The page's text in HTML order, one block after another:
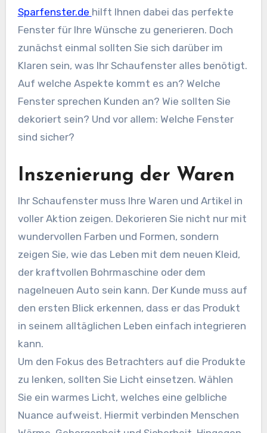
Sparfenster.de hilft Ihnen dabei das perfekte
Fenster für Ihre Wünsche zu generieren. Doch
zunächst einmal sollten Sie sich darüber im
Klaren sein, was Ihr Schaufenster alles benötigt.
Auf welche Aspekte kommt es an? Welche
Fenster sprechen Kunden an? Wie sollten Sie
dekoriert sein? Und vor allem: Welche Fenster
sind sicher?
Inszenierung der Waren
Ihr Schaufenster muss Ihre Waren und Artikel in
voller Aktion zeigen. Dekorieren Sie nicht nur mit
wundervollen Farben und Formen, sondern
zeigen Sie, wie das Leben mit dem neuen Kleid,
der kraftvollen Bohrmaschine oder dem
nagelneuen Auto sein kann. Der Kunde muss auf
den ersten Blick erkennen, dass er das Produkt
in seinem alltäglichen Leben einfach integrieren
kann.
Um den Fokus des Betrachters auf die Produkte
zu lenken, sollten Sie Licht einsetzen. Wählen
Sie ein warmes Licht, welches eine gelbliche
Nuance aufweist. Hiermit verbinden Menschen